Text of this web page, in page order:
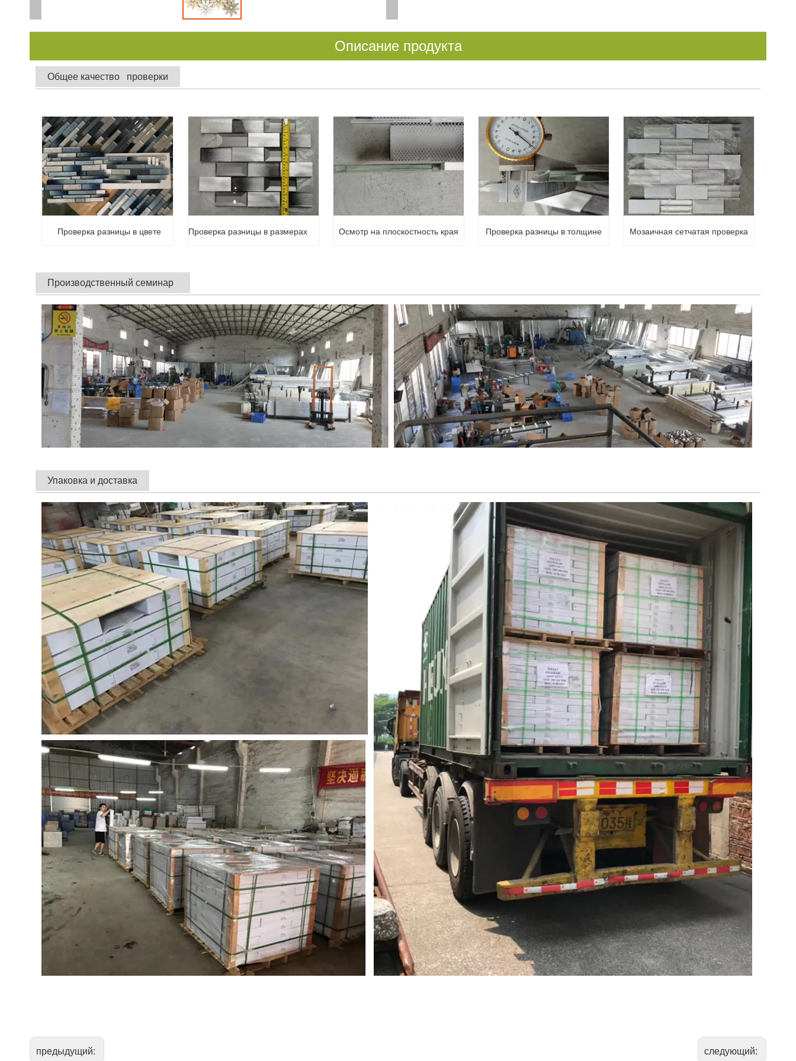
Описание продукта
Общее качество проверки
Проверка разницы в цвете Проверка разницы в размерах Осмотр на плоскостность края Проверка разницы в толщине Мозаичная сетчатая проверка
Производственный семинар
Упаковка и доставка
предыдущий: следующий: